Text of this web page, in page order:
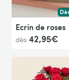
Ecrin de roses
dès 42,95€